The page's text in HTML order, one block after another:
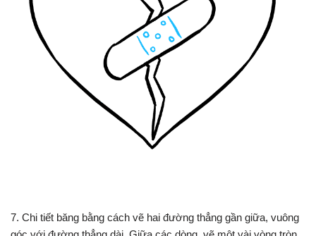
7. Chi tiết băng bằng cách vẽ hai đường thẳng gần giữa, vuông